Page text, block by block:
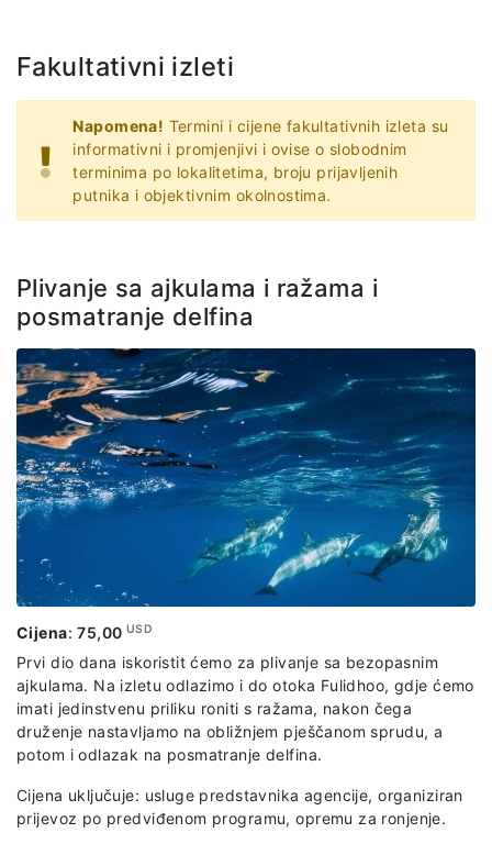
Fakultativni izleti
Napomena! Termini i cijene fakultativnih izleta su
informativni i promjenjivi i ovise o slobodnim
terminima po lokalitetima, broju prijavljenih
putnika i objektivnim okolnostima.
Plivanje sa ajkulama i ražama i
posmatranje delfina
Cijena:75,00 USD
Prvi dio dana iskoristit ćemo za plivanje sa bezopasnim
ajkulama. Na izletu odlazimo i do otoka Fulidhoo, gdje ćemo
imati jedinstvenu priliku roniti s ražama, nakon čega
druženje nastavljamo na obližnjem pješčanom sprudu, a
potom i odlazak na posmatranje delfina.
Cijena uključuje: usluge predstavnika agencije, organiziran
prijevoz po predviđenom programu, opremu za ronjenje.